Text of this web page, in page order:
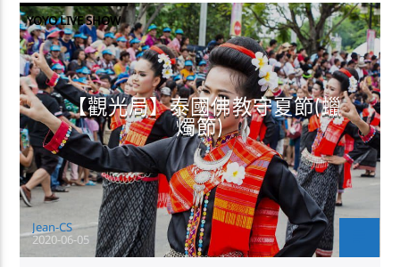
YOYO LIVE SHOW
【觀光局】泰國佛教守夏節(蠟
燭節)
Jean-CS
2020-06-05